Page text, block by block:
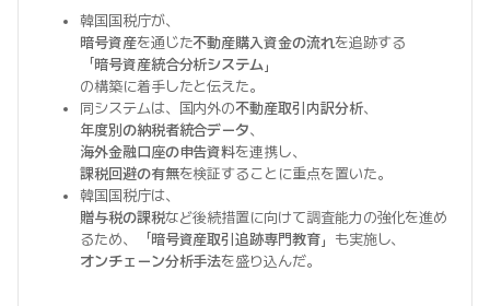
韓国国税庁が、
暗号資産を通じた不動産購入資金の流れを追跡する
「暗号資産統合分析システム 」
の構築に着手したと伝えた。
同システムは、国内外の不動産取引内訳分析、
年度別の納税者統合データ、
海外金融口座の申告資料を連携し、
課税回避の有無を検証することに重点を置いた。
韓国国税庁は、
贈与税の課税など後続措置に向けて調査能力の強化を進め
るため、「暗号資産取引追跡専門教育」も実施し、
オンチェーン分析手法を盛り込んだ。